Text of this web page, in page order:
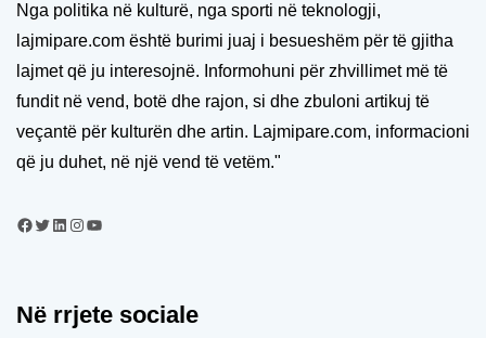
Nga politika në kulturë, nga sporti në teknologji,
lajmipare.com është burimi juaj i besueshëm për të gjitha
lajmet që ju interesojnë. Informohuni për zhvillimet më të
fundit në vend, botë dhe rajon, si dhe zbuloni artikuj të
veçantë për kulturën dhe artin. Lajmipare.com, informacioni
që ju duhet, në një vend të vetëm."
Në rrjete sociale